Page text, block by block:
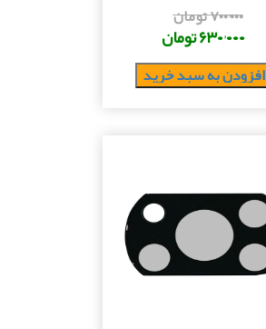
۷۰۰٬۰۰۰ تومان
۶۳۰٬۰۰۰ تومان
افزودن به سبد خرید